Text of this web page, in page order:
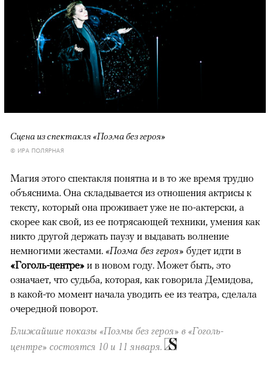
Сцена из спектакля «Поэма без героя»
© ИРА ПОЛЯРНАЯ
Магия этого спектакля понятна и в то же время трудно
объяснима. Она складывается из отношения актрисы к
тексту, который она проживает уже не по-актерски, а
скорее как свой, из ее потрясающей техники, умения как
никто другой держать паузу и выдавать волнение
немногими жестами. «Поэма без героя» будет идти в
«Гоголь-центре» и в новом году. Может быть, это
означает, что судьба, которая, как говорила Демидова,
в какой-то момент начала уводить ее из театра, сделала
очередной поворот.
Ближайшие показы «Поэмы без героя» в «Гоголь-
центре» состоятся 10 и 11 января.